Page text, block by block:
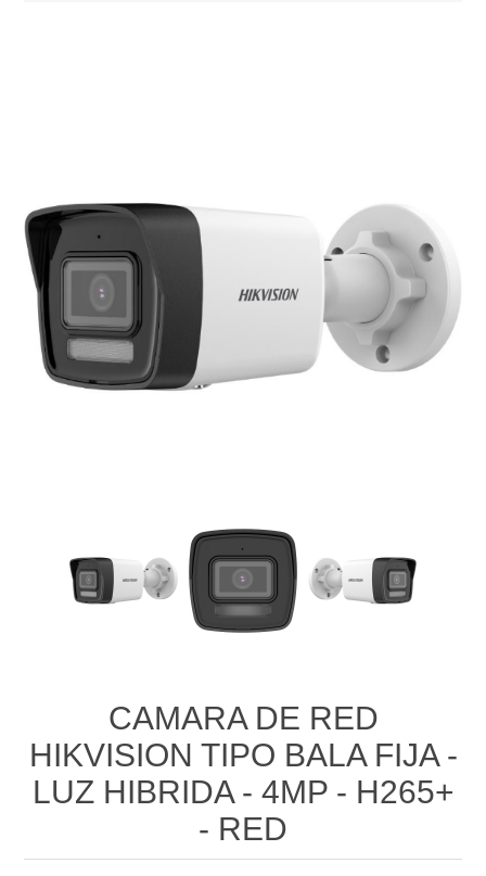
CAMARA DE RED
HIKVISION TIPO BALA FIJA -
LUZ HIBRIDA - 4MP - H265+
- RED